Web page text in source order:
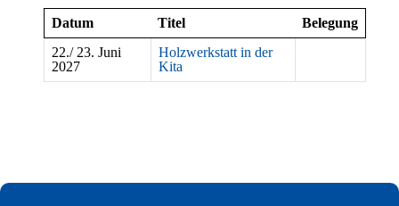
Datum Titel
Belegung
22./ 23. Juni
2027
Holzwerkstatt in der
Kita